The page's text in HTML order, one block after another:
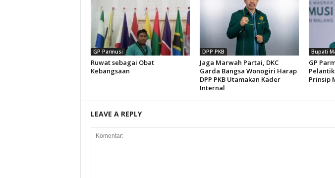
GP Parmusi
Ruwat sebagai Obat
Kebangsaan
DPP PKB
Jaga Marwah Partai, DKC
Garda Bangsa Wonogiri Harap
DPP PKB Utamakan Kader
Internal
Bupati
GP
Prinsip
LEAVE A REPLY